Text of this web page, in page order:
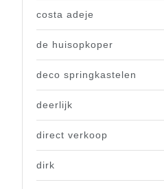
costa adeje
de huisopkoper
deco springkastelen
deerlijk
direct verkoop
dirk